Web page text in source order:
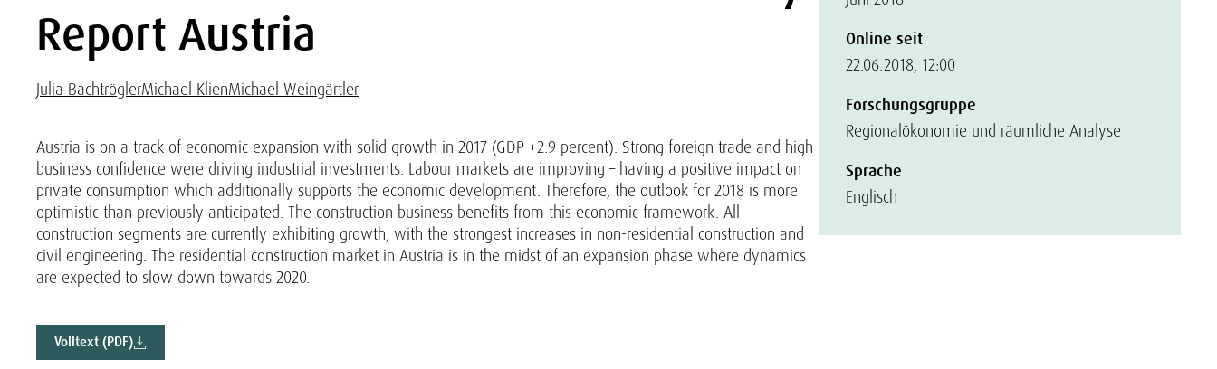
Report Austria
Julia BachtröglerMichael KlienMichael Weingärtler
Austria is on a track of economic expansion with solid growth in 2017 (GDP +2.9 percent). Strong foreign trade and high
business confidence were driving industrial investments. Labour markets are improving – having a positive impact on
private consumption which additionally supports the economic development. Therefore, the outlook for 2018 is more
optimistic than previously anticipated. The construction business benefits from this economic framework. All
construction segments are currently exhibiting growth, with the strongest increases in non-residential construction and
civil engineering. The residential construction market in Austria is in the midst of an expansion phase where dynamics
are expected to slow down towards 2020.
Volltext (PDF)
Online seit
22.06.2018, 12:00
Forschungsgruppe
Regionalökonomie und räumliche Analyse
Sprache
Englisch